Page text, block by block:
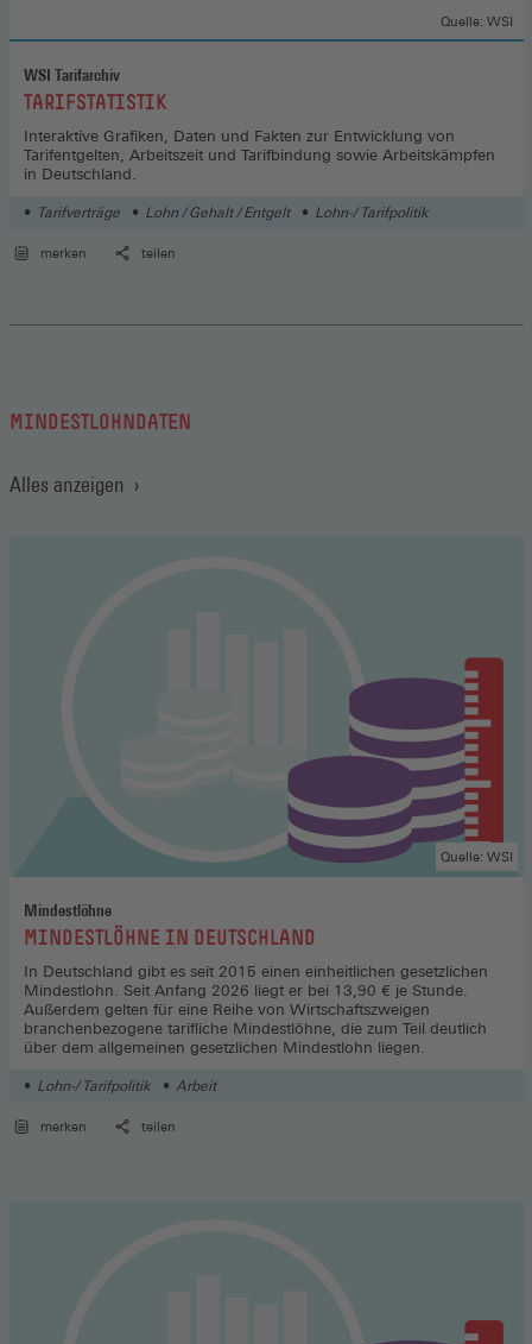
WSI Tarifarchiv
:
TARIFSTATISTIK
Interaktive Grafiken, Daten und Fakten zur Entwicklung von
Tarifentgelten, Arbeitszeit und Tarifbindung sowie Arbeitskämpfen
in Deutschland.
Quelle: WSI
Tarifverträge Lohn / Gehalt / Entgelt Lohn-/ Tarifpolitik
merken teilen
MINDESTLOHNDATEN
Alles anzeigen
Mindestlöhne
:MINDESTLÖHNE IN DEUTSCHLAND
In Deutschland gibt es seit 2015 einen einheitlichen gesetzlichen
Mindestlohn. Seit Anfang 2026 liegt er bei 13,90 € je Stunde.
Außerdem gelten für eine Reihe von Wirtschaftszweigen
branchenbezogene tarifliche Mindestlöhne, die zum Teil deutlich
über dem allgemeinen gesetzlichen Mindestlohn liegen.
Quelle: WSI
Lohn-/ Tarifpolitik Arbeit
merken teilen